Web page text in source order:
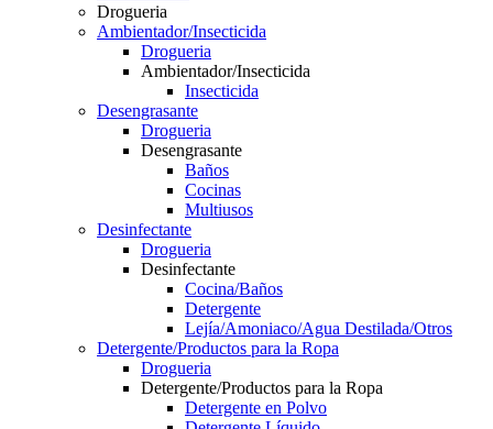
Drogueria
Ambientador/Insecticida
Drogueria
Ambientador/Insecticida
Insecticida
Desengrasante
Drogueria
Desengrasante
Baños
Cocinas
Multiusos
Desinfectante
Drogueria
Desinfectante
Cocina/Baños
Detergente
Lejía/Amoniaco/Agua Destilada/Otros
Detergente/Productos para la Ropa
Drogueria
Detergente/Productos para la Ropa
Detergente en Polvo